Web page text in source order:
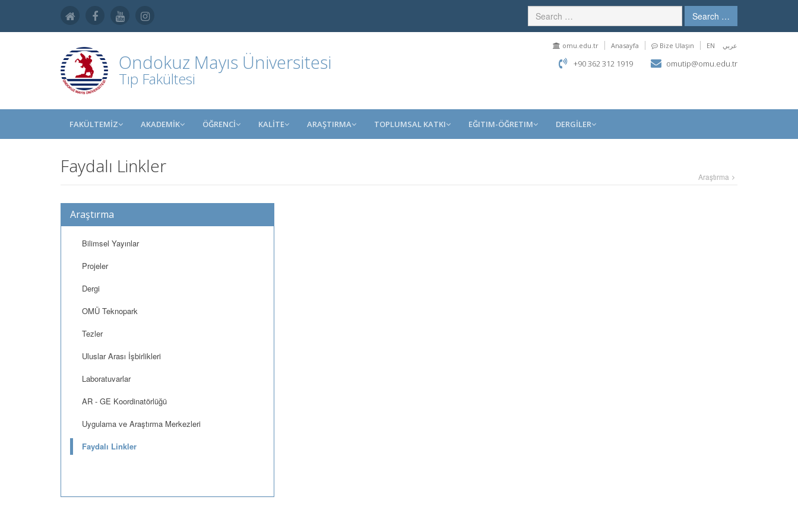
Search …
Ondokuz Mayıs Üniversitesi
Tıp Fakültesi
omu.edu.tr Anasayfa Bize Ulaşın EN عربي
+90 362 312 1919 omutip@omu.edu.tr
FAKÜLTEMİZ AKADEMİK ÖĞRENCİ KALİTE ARAŞTIRMA TOPLUMSAL KATKI EĞITIM-ÖĞRETIM DERGİLER
Faydalı Linkler Araştırma
Araştırma
Bilimsel Yayınlar
Projeler
Dergi
OMÜ Teknopark
Tezler
Uluslar Arası İşbirlikleri
Laboratuvarlar
AR - GE Koordinatörlüğü
Uygulama ve Araştırma Merkezleri
Faydalı Linkler